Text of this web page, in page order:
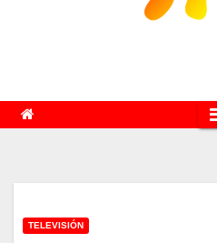
TELEVISIÓN